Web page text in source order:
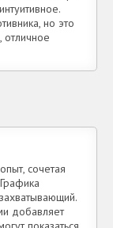
но это
отличное
сочетая
добавляет